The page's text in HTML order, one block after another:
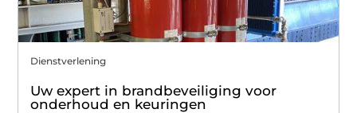
Dienstverlening
Uw expert in brandbeveiliging voor
onderhoud en keuringen